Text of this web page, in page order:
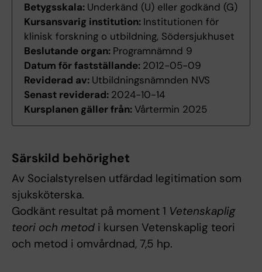
Betygsskala: Underkänd (U) eller godkänd (G)
Kursansvarig institution: Institutionen för
klinisk forskning o utbildning, Södersjukhuset
Beslutande organ: Programnämnd 9
Datum för fastställande: 2012-05-09
Reviderad av: Utbildningsnämnden NVS
Senast reviderad: 2024-10-14
Kursplanen gäller från:Vårtermin 2025
Särskild behörighet
Av Socialstyrelsen utfärdad legitimation som
sjuksköterska.
Godkänt resultat på moment 1 Vetenskaplig
teori och metod i kursen Vetenskaplig teori
och metod i omvårdnad, 7,5 hp.